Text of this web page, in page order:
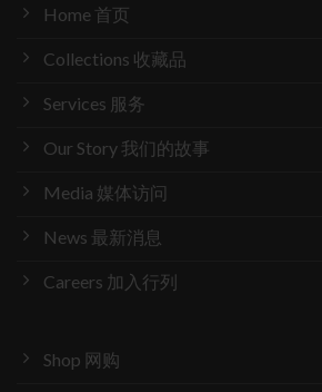
Home 首页
Collections 收藏品
Services 服务
Our Story 我们的故事
Media 媒体访问
News 最新消息
Careers 加入行列
Shop 网购